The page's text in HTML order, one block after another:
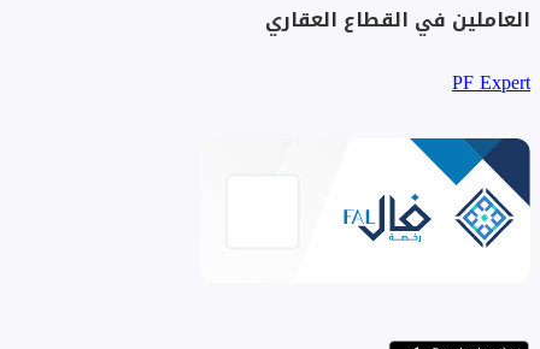
العاملين في القطاع العقاري
PF Expert